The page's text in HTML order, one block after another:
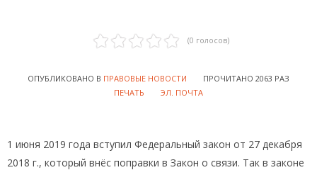
(0 голосов)
ОПУБЛИКОВАНО В ПРАВОВЫЕ НОВОСТИ
ПРОЧИТАНО 2063 РАЗ
ПЕЧАТЬ
ЭЛ. ПОЧТА
1 июня 2019 года вступил Федеральный закон от 27 декабря
2018 г., который внёс поправки в Закон о связи. Так в законе